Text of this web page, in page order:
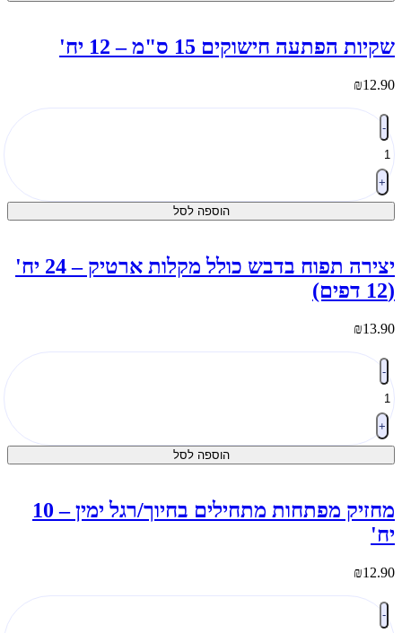
הפתעה חישוקים 15 ס"מ – 12 יח'
₪
הוספה לסל
יצירה תפוח בדבש כולל מקלות ארטיק – 24 יח'
₪
(12
הוספה לסל
מחזיק מפתחות מתחילים בחיוך/רגל ימין – 10
₪